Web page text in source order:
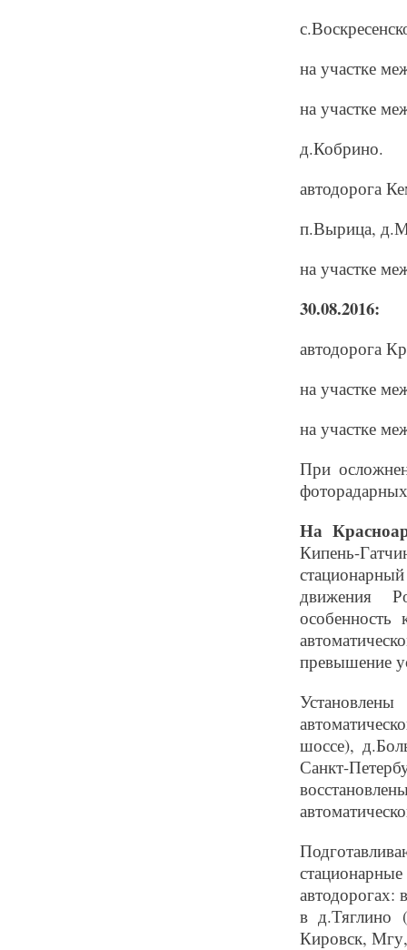
на участке
на участке
д.Кобрино.
автодорога
п.Вырица,
на участке
30.08.2016:
автодорога
на участке
на участке
При
На
Кипень-
движения
особенность
превышение
шоссе),
Санкт-
автодорогах:
в д.Тяглино
Кировск,